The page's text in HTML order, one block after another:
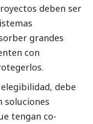
deben ser
grandes
con
debe
soluciones
tengan co-